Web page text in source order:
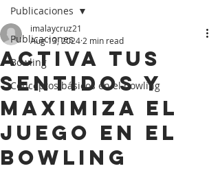
Publicaciones
Bowling
Conceptos básicos en el bowling
Publicaciones
Activa tus
sentidos y
maximiza el
juego en el
bowling
imalaycruz21
Aug 13, 2024 2 min read